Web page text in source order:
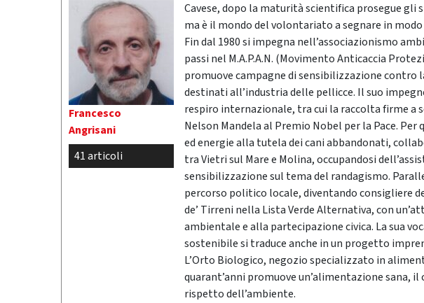
Francesco
Angrisani
41 articoli
Cavese, dopo la maturità scientifica prosegue gli
ma è il mondo del volontariato a segnare in
Fin dal 1980 si impegna nell’associazionismo
passi nel M.A.P.A.N. (Movimento Anticaccia
promuove campagne di sensibilizzazione contro
destinati all’industria delle pellicce. Il suo
respiro internazionale, tra cui la raccolta firme a
Nelson Mandela al Premio Nobel per la Pace. Per
ed energie alla tutela dei cani abbandonati,
tra Vietri sul Mare e Molina, occupandosi
sensibilizzazione sul tema del randagismo.
percorso politico locale, diventando consigliere
de’ Tirreni nella Lista Verde Alternativa, con
ambientale e alla partecipazione civica. La sua
sostenibile si traduce anche in un progetto
L’Orto Biologico, negozio specializzato in
quarant’anni promuove un’alimentazione sana, il
rispetto dell’ambiente.